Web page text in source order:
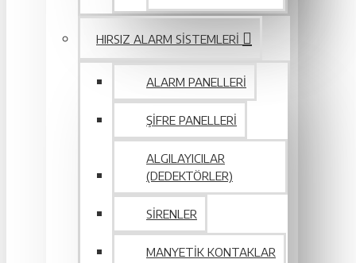
HIRSIZ ALARM SISTEMLERI
ALARM PANELLERI
ŞIFRE PANELLERI
ALGILAYICILAR
(DEDEKTÖRLER)
SIRENLER
MANYETIK KONTAKLAR